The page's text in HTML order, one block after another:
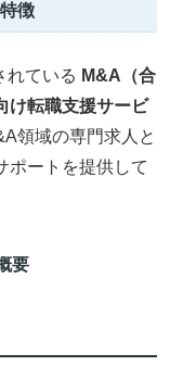
徴
れている M&A（合
け転職支援サービ
領域の専門求人と
ポートを提供して
要